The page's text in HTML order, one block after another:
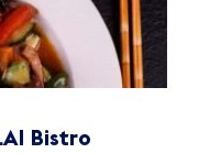
Bistro